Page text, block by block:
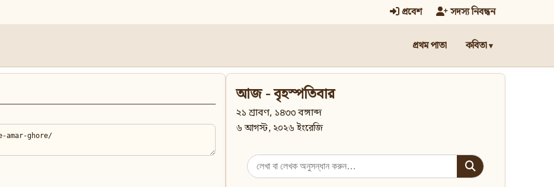
প্রবেশ সদস্য নিবন্ধন
প্রথম পাতা কবিতা
আজ - বৃহস্পতিবার
২১ শ্রাবণ, ১৪৩৩ বঙ্গাব্দ
৬ আগস্ট, ২০২৬ ইংরেজি
Search
for: